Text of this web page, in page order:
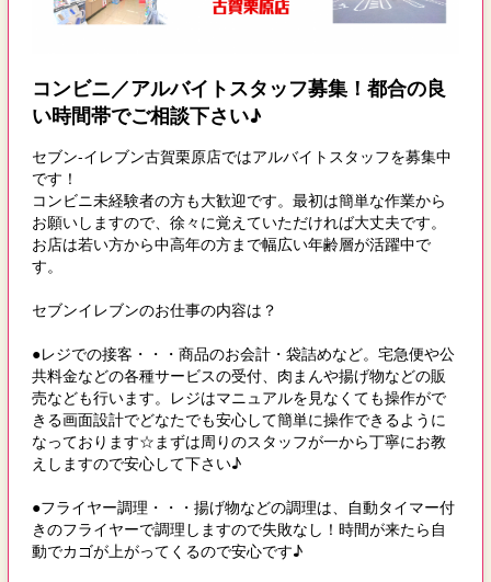
コンビニ／アルバイトスタッフ募集！都合の良
い時間帯でご相談下さい♪
セブン-イレブン古賀栗原店ではアルバイトスタッフを募集中
です！
コンビニ未経験者の方も大歓迎です。最初は簡単な作業から
お願いしますので、徐々に覚えていただければ大丈夫です。
お店は若い方から中高年の方まで幅広い年齢層が活躍中で
す。
セブンイレブンのお仕事の内容は？
●レジでの接客・・・商品のお会計・袋詰めなど。宅急便や公
共料金などの各種サービスの受付、肉まんや揚げ物などの販
売なども行います。レジはマニュアルを見なくても操作がで
きる画面設計でどなたでも安心して簡単に操作できるように
なっております☆まずは周りのスタッフが一から丁寧にお教
えしますので安心して下さい♪
●フライヤー調理・・・揚げ物などの調理は、自動タイマー付
きのフライヤーで調理しますので失敗なし！時間が来たら自
動でカゴが上がってくるので安心です♪